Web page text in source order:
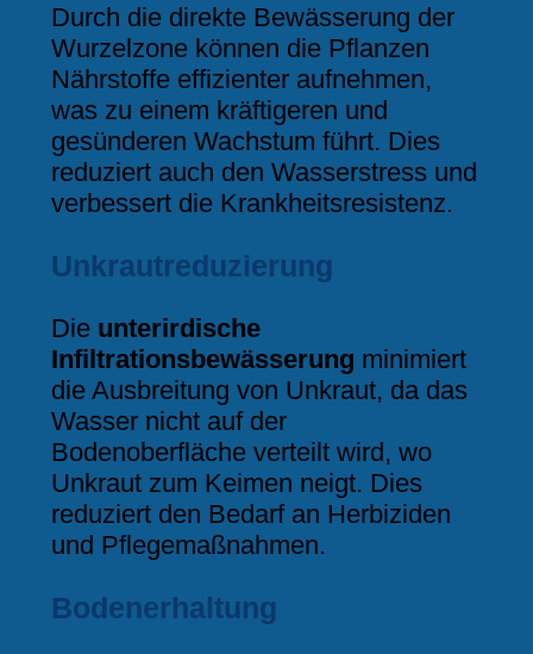
Durch die direkte Bewässerung der
Wurzelzone können die Pflanzen
Nährstoffe effizienter aufnehmen,
was zu einem kräftigeren und
gesünderen Wachstum führt. Dies
reduziert auch den Wasserstress und
verbessert die Krankheitsresistenz.
Unkrautreduzierung
Die unterirdische
Infiltrationsbewässerung minimiert
die Ausbreitung von Unkraut, da das
Wasser nicht auf der
Bodenoberfläche verteilt wird, wo
Unkraut zum Keimen neigt. Dies
reduziert den Bedarf an Herbiziden
und Pflegemaßnahmen.
Bodenerhaltung